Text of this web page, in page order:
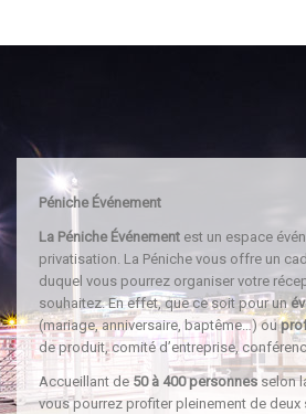
Péniche Événement
La Péniche Événement est un espace
privatisation. La Péniche vous offre un
duquel vous pourrez organiser votre
souhaitez. En effet, que ce soit pour un
(mariage, anniversaire, baptême…) ou
de produit, comité d’entreprise,
Accueillant de 50 à 400 personnes selon
vous pourrez profiter pleinement de